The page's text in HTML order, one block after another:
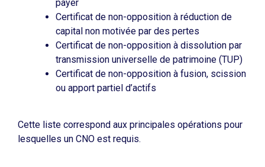
payer
Certificat de non-opposition à réduction de
capital non motivée par des pertes
Certificat de non-opposition à dissolution par
transmission universelle de patrimoine (TUP)
Certificat de non-opposition à fusion, scission
ou apport partiel d’actifs
Cette liste correspond aux principales opérations pour
lesquelles un CNO est requis.